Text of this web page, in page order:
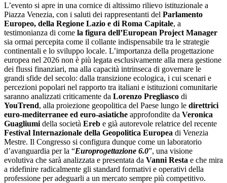
L’evento si apre in una cornice di altissimo rilievo istituzionale a
Piazza Venezia, con i saluti dei rappresentanti del Parlamento
Europeo, della Regione Lazio e di Roma Capitale, a
testimonianza di come la figura dell’European Project Manager
sia ormai percepita come il collante indispensabile tra le strategie
continentali e lo sviluppo locale. L’importanza della progettazione
europea nel 2026 non è più legata esclusivamente alla mera gestione
dei flussi finanziari, ma alla capacità intrinseca di governare le
grandi sfide del secolo: dalla transizione ecologica, i cui scenari e
percezioni popolari nel rapporto tra italiani e istituzioni comunitarie
saranno analizzati criticamente da Lorenzo Pregliasco di
YouTrend, alla proiezione geopolitica del Paese lungo le direttrici
euro-mediterranee ed euro-asiatiche approfondite da Veronica
Guagliumi della società Ereb e già autorevole relatrice del recente
Festival Internazionale della Geopolitica Europea di Venezia
Mestre. Il Congresso si configura dunque come un laboratorio
d’avanguardia per la “Europrogettazione 6.0”, una visione
evolutiva che sarà analizzata e presentata da Vanni Resta e che mira
a ridefinire radicalmente gli standard formativi e operativi della
professione per adeguarli a un mercato sempre più competitivo.